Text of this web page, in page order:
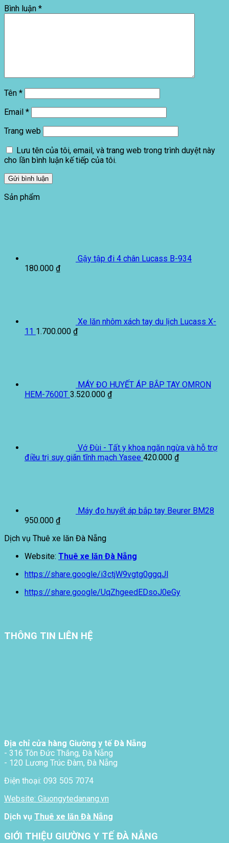
Bình luận *
Tên *
Email *
Trang web
Lưu tên của tôi, email, và trang web trong trình duyệt này
cho lần bình luận kế tiếp của tôi.
Sản phẩm
Gậy tập đi 4 chân Lucass B-934
180.000 ₫
Xe lăn nhôm xách tay du lịch Lucass X-
11 1.700.000 ₫
MÁY ĐO HUYẾT ÁP BẮP TAY OMRON
HEM-7600T 3.520.000 ₫
Vớ Đùi - Tất y khoa ngăn ngừa và hỗ trợ
điều trị suy giãn tĩnh mạch Yasee 420.000 ₫
Máy đo huyết áp bắp tay Beurer BM28
950.000 ₫
Dịch vụ Thuê xe lăn Đà Nẵng
Website: Thuê xe lăn Đà Nẵng
https://share.google/i3ctjW9vgtg0ggqJl
https://share.google/UqZhgeedEDsoJ0eGy
THÔNG TIN LIÊN HỆ
Địa chỉ cửa hàng Giường y tế Đà Nẵng
- 316 Tôn Đức Thắng, Đà Nẵng
- 120 Lương Trúc Đàm, Đà Nẵng
Điện thoại: 093 505 7074
Website: Giuongytedanang.vn
Dịch vụ Thuê xe lăn Đà Nẵng
GIỚI THIỆU GIƯỜNG Y TẾ ĐÀ NẴNG